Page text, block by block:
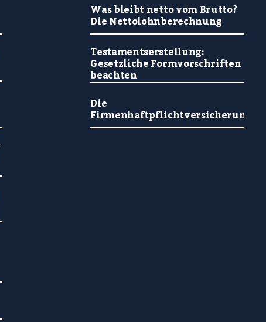
Was bleibt netto vom Brutto?
Die Nettolohnberechnung
Testamentserstellung:
Gesetzliche Formvorschriften
beachten
Die
Firmenhaftpflichtversicherung